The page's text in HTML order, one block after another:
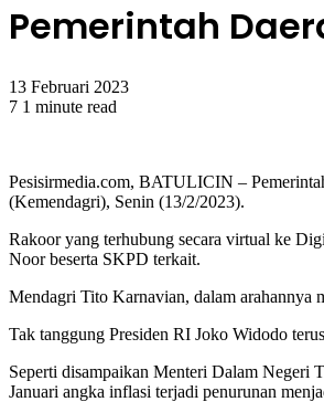
Pemerintah
13 Februari 2023
7 1 minute read
Facebook
Twitter
WhatsApp
Pesisirmedia.com, BATULICIN –
(Kemendagri), Senin (13/2/2023).
Rakoor yang terhubung secara virtual ke
Noor beserta SKPD terkait.
Mendagri Tito Karnavian, dalam arahannya
Tak tanggung Presiden RI Joko Widodo
Seperti disampaikan Menteri Dalam Negeri
Januari angka inflasi terjadi penurunan